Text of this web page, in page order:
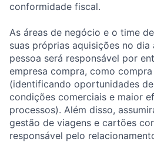
conformidade fiscal.
As áreas de negócio e o time
suas próprias aquisições no dia
pessoa será responsável por
empresa compra, como
(identificando oportunidades
condições comerciais e maior
processos). Além disso,
gestão de viagens e cartões
responsável pelo